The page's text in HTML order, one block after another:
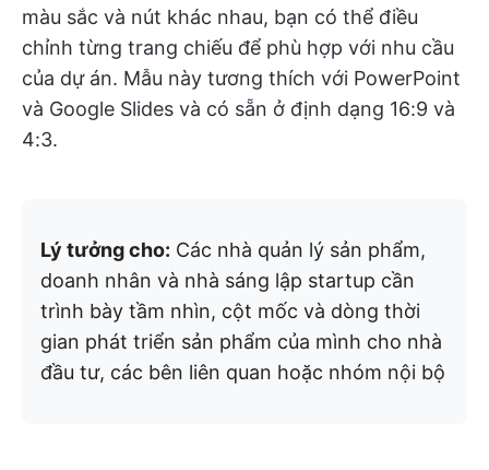
màu sắc và nút khác nhau, bạn có thể điều
chỉnh từng trang chiếu để phù hợp với nhu cầu
của dự án. Mẫu này tương thích với PowerPoint
và Google Slides và có sẵn ở định dạng 16:9 và
4:3.
Lý tưởng cho: Các nhà quản lý sản phẩm,
doanh nhân và nhà sáng lập startup cần
trình bày tầm nhìn, cột mốc và dòng thời
gian phát triển sản phẩm của mình cho nhà
đầu tư, các bên liên quan hoặc nhóm nội bộ